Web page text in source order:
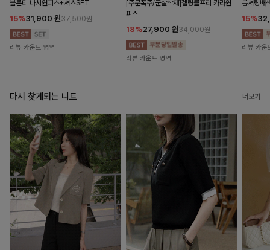
블룬티 나시원피스+셔츠SET
15%31,900 원37,500원
리뷰 카운트 영역
[주문폭주/군살삭제]젤링클프리 카라원
피스
18%27,900 원34,000원
리뷰 카운트 영역
롬셔링배
15%
리뷰 카운
다시 찾게되는 니트 더보기